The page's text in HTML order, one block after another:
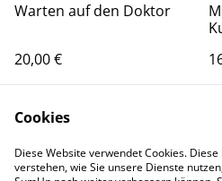
Warten auf den Doktor
20,00 €
Cookies
Diese Website verwendet Cookies.
verstehen, wie Sie unsere Dienste